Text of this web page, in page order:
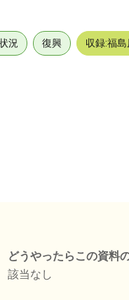
況 復興 収録:福
どうやったらこの資料
該当なし